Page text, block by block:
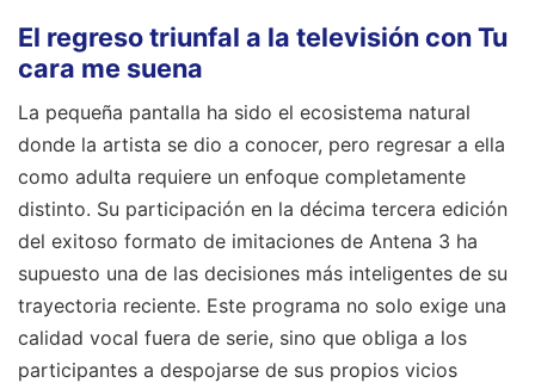
El regreso triunfal a la televisión con Tu
cara me suena
La pequeña pantalla ha sido el ecosistema natural
donde la artista se dio a conocer, pero regresar a ella
como adulta requiere un enfoque completamente
distinto. Su participación en la décima tercera edición
del exitoso formato de imitaciones de Antena 3 ha
supuesto una de las decisiones más inteligentes de su
trayectoria reciente. Este programa no solo exige una
calidad vocal fuera de serie, sino que obliga a los
participantes a despojarse de sus propios vicios